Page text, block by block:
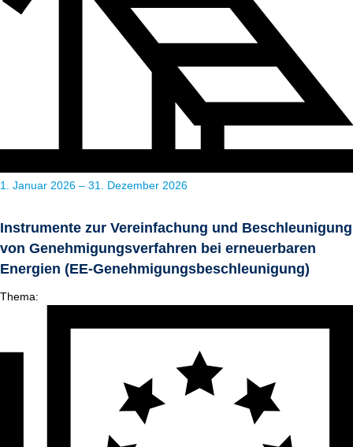
1. Januar 2026 – 31. Dezember 2026
Instrumente zur Vereinfachung und Beschleunigung
von Genehmigungsverfahren bei erneuerbaren
Energien (EE-Genehmigungsbeschleunigung)
Thema: